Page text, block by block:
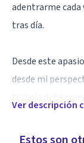
adentrarme cada
tras día.
Desde este
desde mi
nuestro propio
Ver descripción